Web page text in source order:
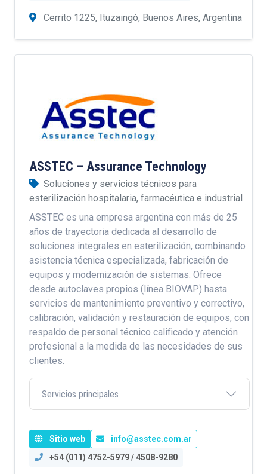
Cerrito 1225, Ituzaingó, Buenos Aires, Argentina
ASSTEC – Assurance Technology
Soluciones y servicios técnicos para
esterilización hospitalaria, farmacéutica e industrial
ASSTEC es una empresa argentina con más de 25
años de trayectoria dedicada al desarrollo de
soluciones integrales en esterilización, combinando
asistencia técnica especializada, fabricación de
equipos y modernización de sistemas. Ofrece
desde autoclaves propios (línea BIOVAP) hasta
servicios de mantenimiento preventivo y correctivo,
calibración, validación y restauración de equipos, con
respaldo de personal técnico calificado y atención
profesional a la medida de las necesidades de sus
clientes.
Servicios principales
Sitio web
info@asstec.com.ar
+54 (011) 4752-5979 / 4508-9280